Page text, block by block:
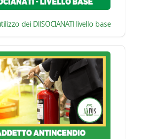
dei DIISOCIANATI livello base